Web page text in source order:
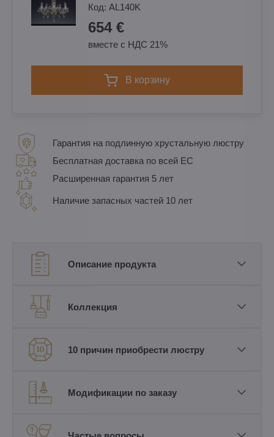
Код: AL140K
654 €
вместе с НДС 21%
в корзину
Гарантия на подлинную хрустальную люстру
Бесплатная доставка по всей ЕС
Расширенная гарантия 5 лет
Наличие запасных частей 10 лет
Описание продукта
Коллекция
10 причин приобрести люстру
Модификации по заказу